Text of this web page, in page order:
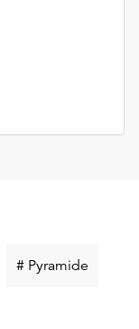
# Pyramide